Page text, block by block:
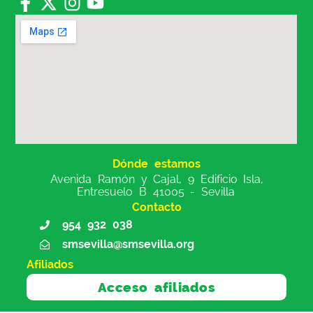
Dónde estamos
Avenida Ramón y Cajal, 9 Edificio Isla,
Entresuelo B 41005 - Sevilla
Contacto
954 932 038
smsevilla@smsevilla.org
Afiliados
Acceso afiliados